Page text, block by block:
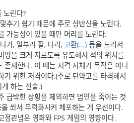
노린다?
추기 쉽기 때문에 주로 상반신을 노린다.
가능성이 있을 때만 머리를 노린다.
가, 일부러 팔, 다리, 고환(...) 등을 노려서
명을 크게 지르도록 유도해서 적의 위치를
존재한다. 이 때는 저격 자체가 목적은 아니
기 위한 저격이다.(주로 탄약고를 타격해서
하는 전술.)
급박한 상황을 제외하면 범인을 죽이는 것
쏴서 무력화시켜 체포하는 게 우선이다.
정관념은 영화와 FPS 게임의 영향이다.